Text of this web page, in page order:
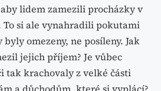
lidem zamezili procházky v
si ale vynahradili pokutami
omezeny, ne posíleny. Jak
jejich příjem? Je vůbec
tak krachovaly z velké části